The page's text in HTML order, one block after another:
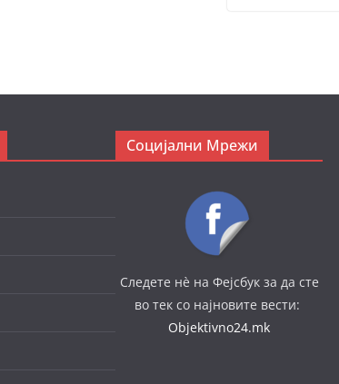
Социјални Мрежи
Следете нè на Фејсбук за да сте
во тек со најновите вести:
Objektivno24.mk